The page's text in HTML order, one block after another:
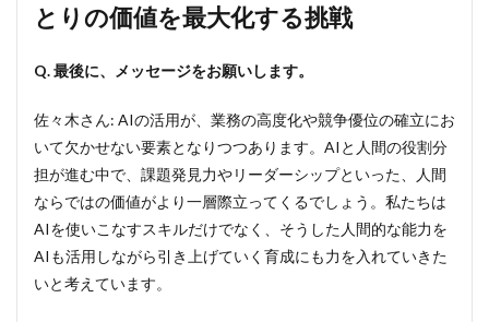
とりの価値を最大化する挑戦
Q. 最後に、メッセージをお願いします。
佐々木さん: AIの活用が、業務の高度化や競争優位の確立にお
いて欠かせない要素となりつつあります。AIと人間の役割分
担が進む中で、課題発見力やリーダーシップといった、人間
ならではの価値がより一層際立ってくるでしょう。私たちは
AIを使いこなすスキルだけでなく、そうした人間的な能力を
AIも活用しながら引き上げていく育成にも力を入れていきた
いと考えています。